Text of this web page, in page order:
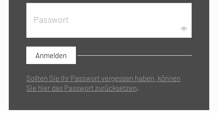
Passwort
Anmelden
Sollten Sie Ihr Passwort vergessen haben, können
Sie hier das Passwort zurücksetzen.